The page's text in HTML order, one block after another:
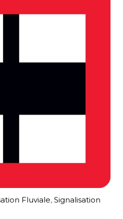
Fluviale,Signalisation